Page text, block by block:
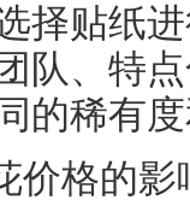
择贴纸
队、特
的稀有
价格的影